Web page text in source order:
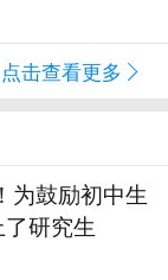
点击查看更多
为鼓励初中生
研究生